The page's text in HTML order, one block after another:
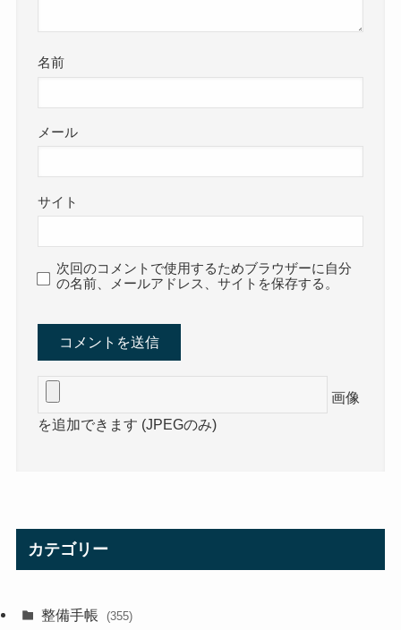
名前
メール
サイト
次回のコメントで使用するためブラウザーに自分
の名前、メールアドレス、サイトを保存する。
画像
を追加できます (JPEGのみ)
カテゴリー
整備手帳 (355)